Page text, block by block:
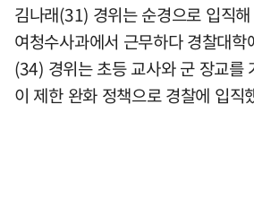
김나래(31) 경위는 순경으로 입직
여청수사과에서 근무하다 경찰대
(34) 경위는 초등 교사와 군 장교를
이 제한 완화 정책으로 경찰에 입직